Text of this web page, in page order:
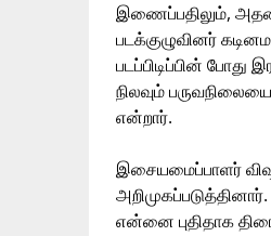
இணைப்பதிலும்,
படக்குழுவினர்
படப்பிடிப்பின்
நிலவும்
என்றார்.
இசையமைப்பாளர்
என்னை புதிதாக